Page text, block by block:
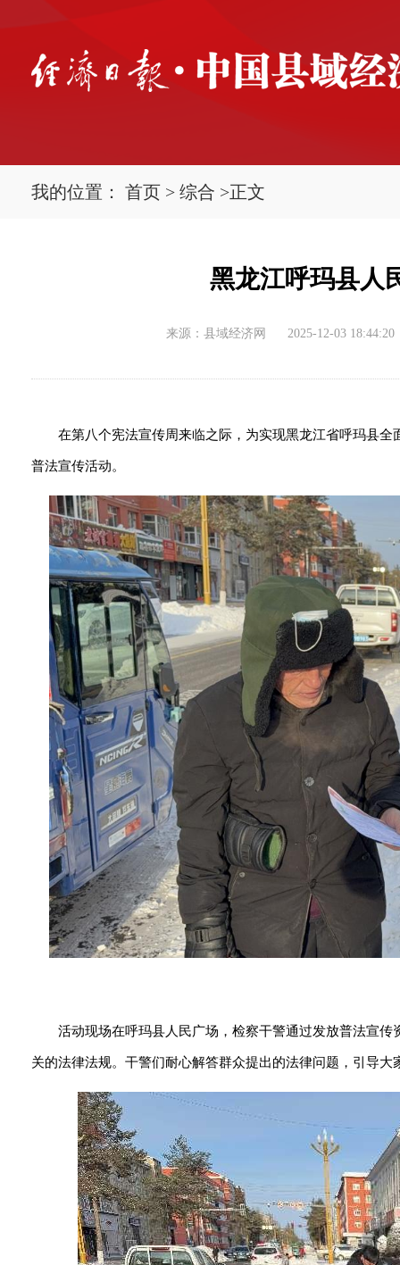
我的位置： 首页 > 综合 >正文
黑龙江呼玛县人
来源：县域经济网 2025-12-03 18:44:20
在第八个宪法宣传周来临之际，为实现黑龙江省呼玛县全
普法宣传活动。
活动现场在呼玛县人民广场，检察干警通过发放普法宣
关的法律法规。干警们耐心解答群众提出的法律问题，引导